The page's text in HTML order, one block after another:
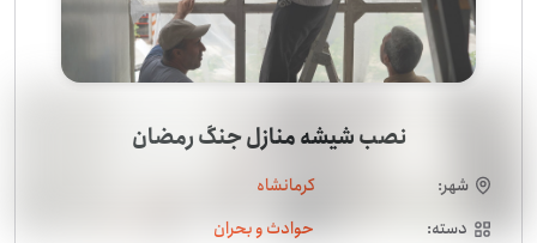
نصب شیشه منازل جنگ رمضان
شهر:
کرمانشاه
دسته:
حوادث و بحران